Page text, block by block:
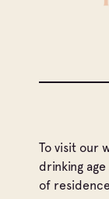
To visit our
drinking
of
Filters
Côtes de
Côtes de
Cave
Cave
Côtes de
Cave
Le Cellier